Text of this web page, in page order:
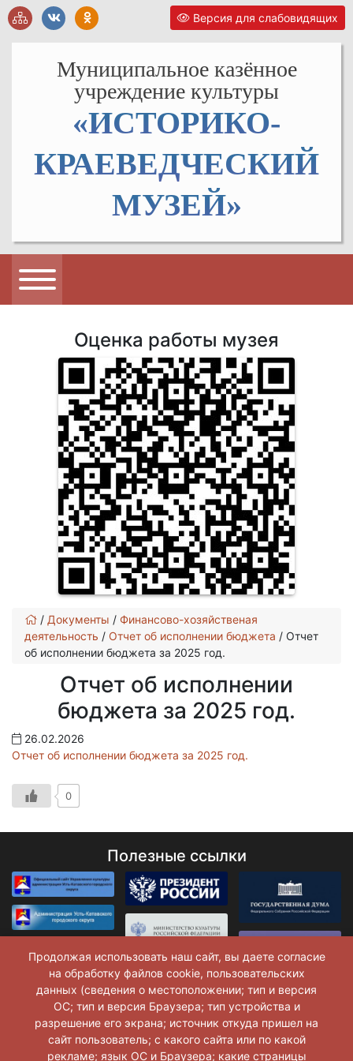
Версия для слабовидящих
Муниципальное казённое
учреждение культуры
«ИСТОРИКО-
КРАЕВЕДЧЕСКИЙ
МУЗЕЙ»
Оценка работы музея
/ Документы / Финансово-хозяйственая
деятельность / Отчет об исполнении бюджета / Отчет
об исполнении бюджета за 2025 год.
Отчет об исполнении
бюджета за 2025 год.
26.02.2026
Отчет об исполнении бюджета за 2025 год.
0
Полезные ссылки
Продолжая использовать наш сайт, вы даете согласие
на обработку файлов cookie, пользовательских
данных (сведения о местоположении; тип и версия
ОС; тип и версия Браузера; тип устройства и
разрешение его экрана; источник откуда пришел на
сайт пользователь; с какого сайта или по какой
рекламе; язык ОС и Браузера; какие страницы